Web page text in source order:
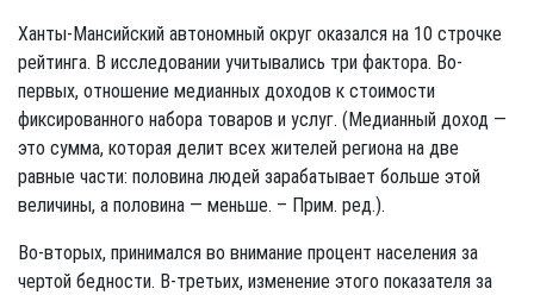
Ханты-Мансийский автономный округ оказался на 10 строчке
рейтинга. В исследовании учитывались три фактора. Во-
первых, отношение медианных доходов к стоимости
фиксированного набора товаров и услуг. (Медианный доход —
это сумма, которая делит всех жителей региона на две
равные части: половина людей зарабатывает больше этой
величины, а половина — меньше. – Прим. ред.).
Во-вторых, принимался во внимание процент населения за
чертой бедности. В-третьих, изменение этого показателя за